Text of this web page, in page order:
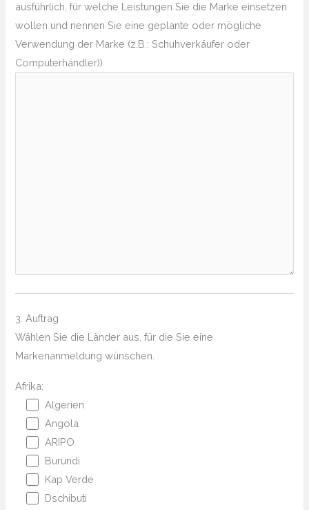
ausführlich, für welche Leistungen Sie die Marke einsetzen
wollen und nennen Sie eine geplante oder mögliche
Verwendung der Marke (z.B.: Schuhverkäufer oder
Computerhändler))
3. Auftrag
Wählen Sie die Länder aus, für die Sie eine
Markenanmeldung wünschen.
Afrika:
Algerien
Angola
ARIPO
Burundi
Kap Verde
Dschibuti